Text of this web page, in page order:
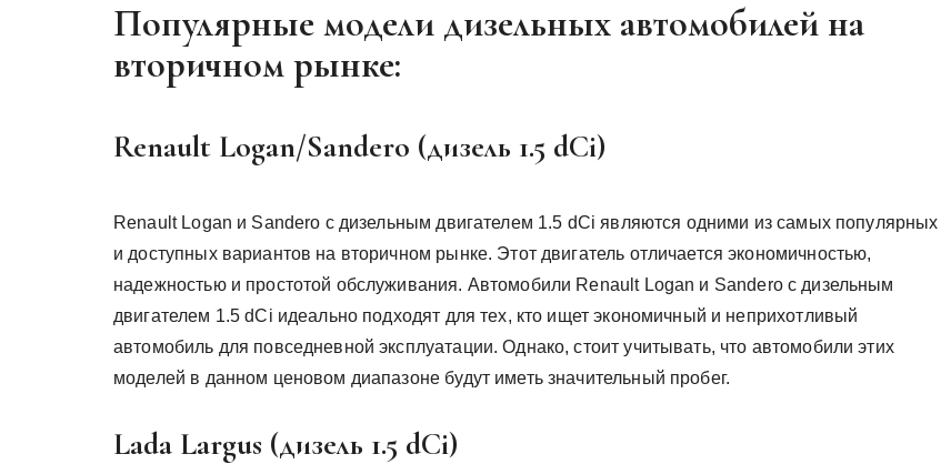
Популярные модели дизельных автомобилей на
вторичном рынке:
Renault Logan/Sandero (дизель 1.5 dCi)
Renault Logan и Sandero с дизельным двигателем 1.5 dCi являются одними из самых популярных
и доступных вариантов на вторичном рынке. Этот двигатель отличается экономичностью,
надежностью и простотой обслуживания. Автомобили Renault Logan и Sandero с дизельным
двигателем 1.5 dCi идеально подходят для тех, кто ищет экономичный и неприхотливый
автомобиль для повседневной эксплуатации. Однако, стоит учитывать, что автомобили этих
моделей в данном ценовом диапазоне будут иметь значительный пробег.
Lada Largus (дизель 1.5 dCi)